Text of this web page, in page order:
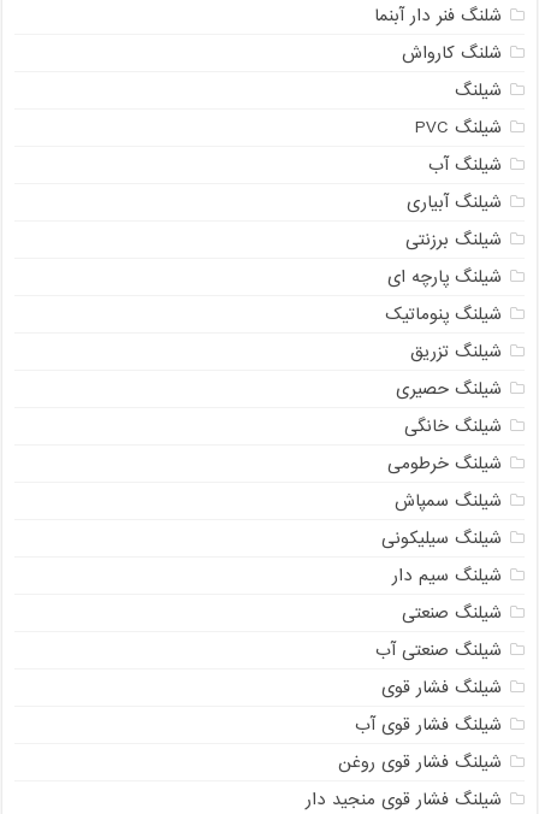
شلنگ فنر دار آبنما
شلنگ کارواش
شیلنگ
شیلنگ PVC
شیلنگ آب
شیلنگ آبیاری
شیلنگ برزنتی
شیلنگ پارچه ای
شیلنگ پنوماتیک
شیلنگ تزریق
شیلنگ حصیری
شیلنگ خانگی
شیلنگ خرطومی
شیلنگ سمپاش
شیلنگ سیلیکونی
شیلنگ سیم دار
شیلنگ صنعتی
شیلنگ صنعتی آب
شیلنگ فشار قوی
شیلنگ فشار قوی آب
شیلنگ فشار قوی روغن
شیلنگ فشار قوی منجید دار